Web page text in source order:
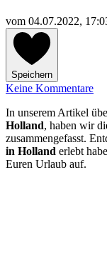
vom 04.07.2022,
Speichern
Keine Kommentare
In unserem Artikel
Holland, haben wir
zusammengefasst.
in Holland erlebt
Euren Urlaub auf.